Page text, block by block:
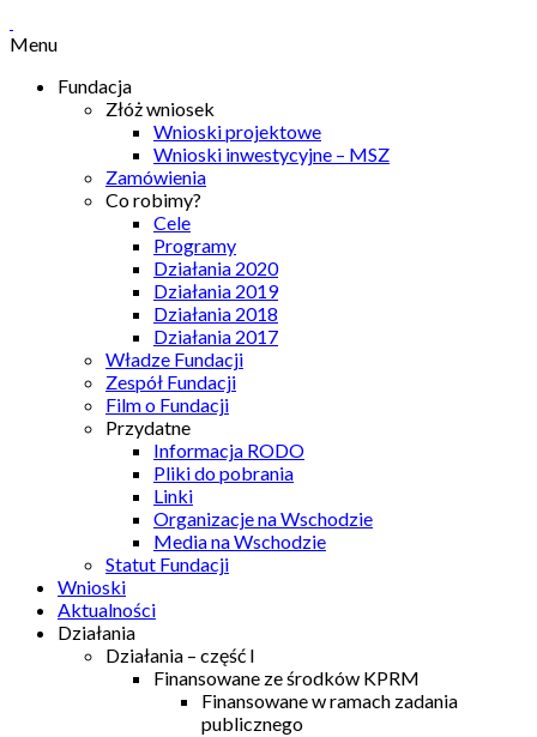
Menu
Fundacja
Złóż wniosek
Wnioski projektowe
Wnioski inwestycyjne – MSZ
Zamówienia
Co robimy?
Cele
Programy
Działania 2020
Działania 2019
Działania 2018
Działania 2017
Władze Fundacji
Zespół Fundacji
Film o Fundacji
Przydatne
Informacja RODO
Pliki do pobrania
Linki
Organizacje na Wschodzie
Media na Wschodzie
Statut Fundacji
Wnioski
Aktualności
Działania
Działania – część I
Finansowane ze środków KPRM
Finansowane w ramach zadania
publicznego